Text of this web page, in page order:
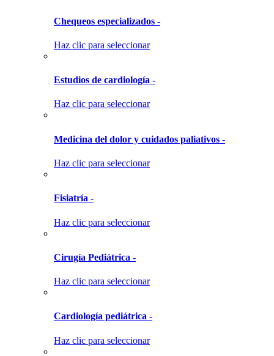
Chequeos especializados -
Haz clic para seleccionar
Estudios de cardiología -
Haz clic para seleccionar
Medicina del dolor y cuidados paliativos -
Haz clic para seleccionar
Fisiatría -
Haz clic para seleccionar
Cirugía Pediátrica -
Haz clic para seleccionar
Cardiología pediátrica -
Haz clic para seleccionar